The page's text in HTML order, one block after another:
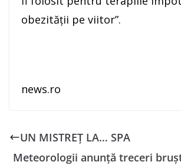
obezităţii pe viitor”.
news.ro
UN MISTREȚ LA… SPA
Meteorologii anunță treceri